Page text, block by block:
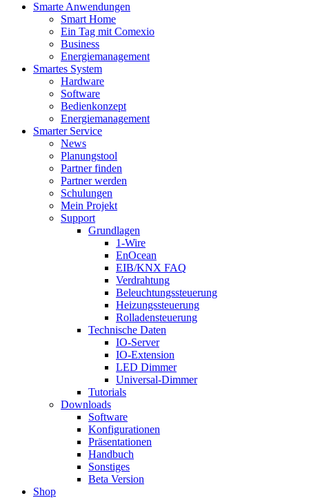
Smarte Anwendungen
Smart Home
Ein Tag mit Comexio
Business
Energiemanagement
Smartes System
Hardware
Software
Bedienkonzept
Energiemanagement
Smarter Service
News
Planungstool
Partner finden
Partner werden
Schulungen
Mein Projekt
Support
Grundlagen
1-Wire
EnOcean
EIB/KNX FAQ
Verdrahtung
Beleuchtungssteuerung
Heizungssteuerung
Rolladensteuerung
Technische Daten
IO-Server
IO-Extension
LED Dimmer
Universal-Dimmer
Tutorials
Downloads
Software
Konfigurationen
Präsentationen
Handbuch
Sonstiges
Beta Version
Shop